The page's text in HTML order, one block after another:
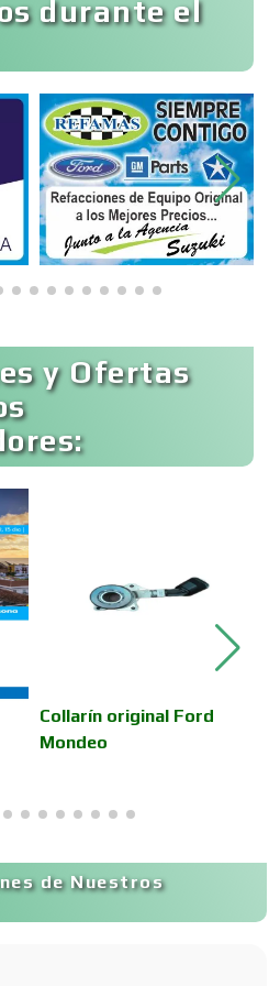
Fletes
durante el
y Ofertas
Collarín original Ford
Mondeo
de Nuestros